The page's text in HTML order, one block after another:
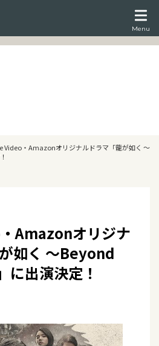
Menu
Video・Amazonオリジナルドラマ「龍が如く ～
Amazonオリジナ
如く ～Beyond
出演決定！